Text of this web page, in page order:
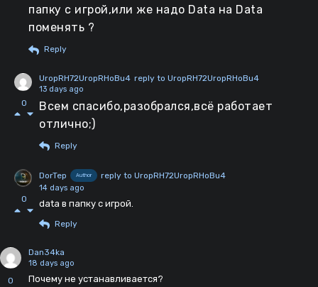
папку с игрой,или же надо Data на Data
поменять ?
Reply
0
UropRH72UropRHoBu4 reply to UropRH72UropRHoBu4
13 days ago
Всем спасибо,разобрался,всё работает
отлично;)
Reply
0
DorTep Author reply to UropRH72UropRHoBu4
14 days ago
data в папку с игрой.
Reply
0
Dan34ka
18 days ago
Почему не устанавливается?